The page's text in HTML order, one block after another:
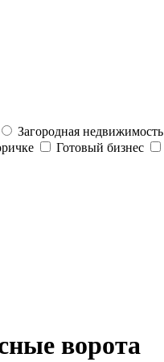
Загородная недвижимость
Готовый бизнес
ворота